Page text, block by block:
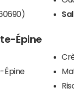
Épine
Épine